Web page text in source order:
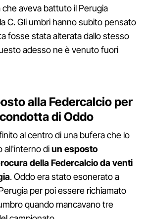
aveva battuto il Perugia
C. Gli umbri hanno subito pensato
fosse stata alterata dallo stesso
adesso ne è venuto fuori
alla Federcalcio per
di Oddo
al centro di una bufera che lo
all'interno diun esposto
della Federcalcio da venti
. Oddo era stato esonerato a
per poi essere richiamato
quando mancavano tre